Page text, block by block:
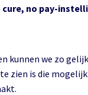
no pay-
kunnen we zo
zien is die